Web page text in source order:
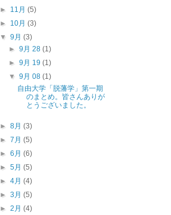
► 11月(5)
► 10月(3)
▼9月(3)
► 9月 28 (1)
► 9月 19 (1)
▼ 9月 08 (1)
自由大学「脱藩学」第一期
のまとめ。皆さんありが
とうございました。
►8月(3)
►7月(5)
►6月(6)
►5月(5)
►4月(4)
►3月(5)
►2月(4)